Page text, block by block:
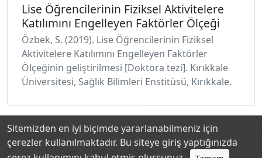
Lise Öğrencilerinin Fiziksel Aktivitelere
Katılımını Engelleyen Faktörler Ölçeği
Özbek, S. (2019). Lise Öğrencilerinin Fiziksel
Aktivitelere Katılımını Engelleyen Faktörler
Ölçeğinin geliştirilmesi [Doktora tezi]. Kırıkkale
Üniversitesi, Sağlık Bilimleri Enstitüsü, Kırıkkale.
Hakkında Katkıda Bulunanlar Gizlilik Politikası
Sitemizden en iyi biçimde yararlanabilmeniz için
çerezler kullanılmaktadır. Bu siteye giriş yaptığınızda